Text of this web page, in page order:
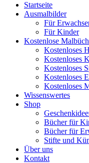
Startseite
Ausmalbilder
Für
Für Kinder
Kostenlose
Kostenloses
Kostenloses
Kostenloses
Kostenloses
Kostenloses
Wissenswertes
Shop
Bücher für
Bücher für
Stifte und
Über uns
Kontakt